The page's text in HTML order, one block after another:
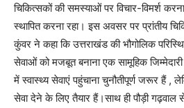
चिकित्सकों की समस्याओं पर विचार-विमर्श
स्थापित करना रहा। इस अवसर पर प्रांतीय
कुंवर ने कहा कि उत्तराखंड की भौगोलिक
सेवाओं को मजबूत बनाना एक सामूहिक
में स्वास्थ्य सेवाएं पहुंचाना चुनौतीपूर्ण जरूर हैं ,
सेवा देने के लिए तैयार हैं।साथ ही पौड़ी गढ़वाल